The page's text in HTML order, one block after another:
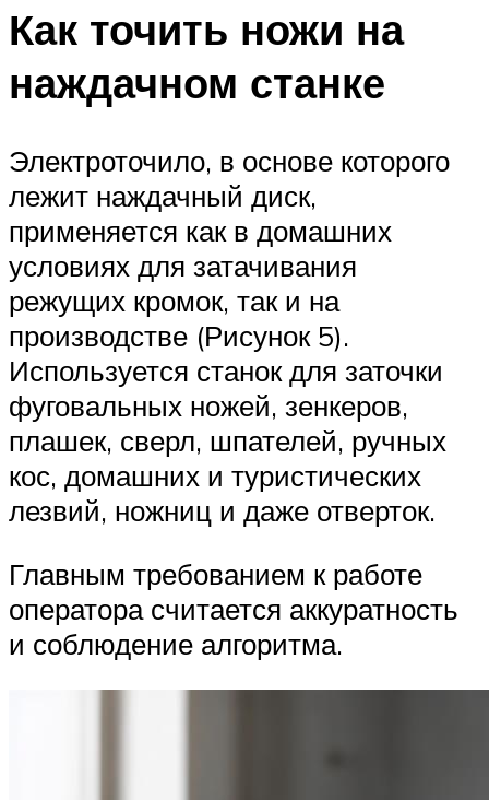
Как точить ножи на
наждачном станке
Электроточило, в основе которого
лежит наждачный диск,
применяется как в домашних
условиях для затачивания
режущих кромок, так и на
производстве (Рисунок 5).
Используется станок для заточки
фуговальных ножей, зенкеров,
плашек, сверл, шпателей, ручных
кос, домашних и туристических
лезвий, ножниц и даже отверток.
Главным требованием к работе
оператора считается аккуратность
и соблюдение алгоритма.